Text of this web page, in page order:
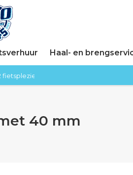
Haal- en
fietsplezier in Tiel
40 mm